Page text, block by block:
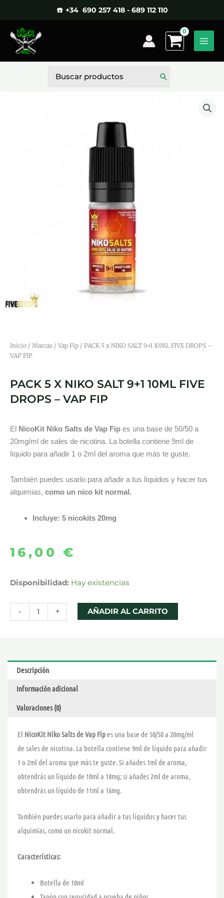
contenido
☎️ +34 690 257 418 - 689 112 110
por:
Inicio / Marcas / Vap Fip / PACK 5 x NIKO SALT 9+1 10ML FIVE DROPS –
VAP FIP
PACK 5 X NIKO SALT 9+1 10ML FIVE
DROPS – VAP FIP
El NicoKit Niko Salts de Vap Fip es una base de 50/50 a
20mg/ml de sales de nicotina. La botella contiene 9ml de
líquido para añadir 1 o 2ml del aroma que más te guste.
También puedes usarlo para añadir a tus líquidos y hacer tus
alquimias, como un nico kit normal.
Incluye: 5 nicokits 20mg
16,00€
Disponibilidad: Hay existencias
-
PACK
NIKO
10ML
DROPS
FIP
cantidad
+ AÑADIR AL CARRITO
Descripción
Información adicional
Valoraciones (0)
El NicoKit Niko Salts de Vap Fipes una base de 50/50 a 20mg/ml
de sales de nicotina. La botella contiene 9ml de líquido para añadir
1 o 2ml del aroma que más te guste. Si añades 1ml de aroma,
obtendrás un líquido de 10ml a 18mg; si añades 2ml de aroma,
obtendrás un líquido de 11ml a 16mg.
También puedes usarlo para añadir a tus líquidos y hacer tus
alquimias, como un nicokit normal.
Características:
Botella de 10ml